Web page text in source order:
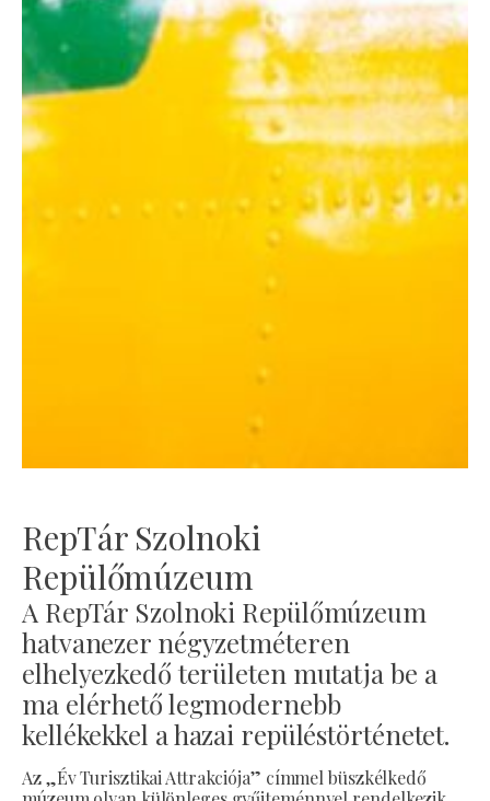
RepTár Szolnoki
Repülőmúzeum
A RepTár Szolnoki Repülőmúzeum
hatvanezer négyzetméteren
elhelyezkedő területen mutatja be a
ma elérhető legmodernebb
kellékekkel a hazai repüléstörténetet.
Az „Év Turisztikai Attrakciója” címmel büszkélkedő